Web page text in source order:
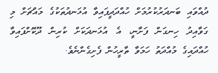
ދުއްވައި ބަނދަރުކުރުމަށް ހުއްދަދީފައިވާ އުޅަނދުތަކުގެ މައްޗަށް މި
ގަވާއިދު ހިނގަން ފަށާނީ، އެ އުޅަނދަކަށް ކުރިން ދޫކޮށްފައިވާ
ހުއްދައިގެ މުއްދަތު ހަމަވާ ތާރީހުން ފެށިގެންނެވެ.